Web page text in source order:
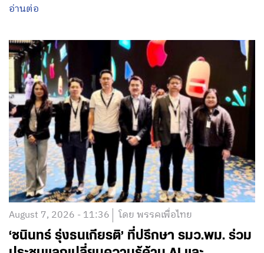
อ่านต่อ
August 7, 2026 - 11:36 โดย พรรคเพื่อไทย
‘ชนินทร์ รุ่งธนเกียรติ’ ที่ปรึกษา รมว.พม. ร่วม